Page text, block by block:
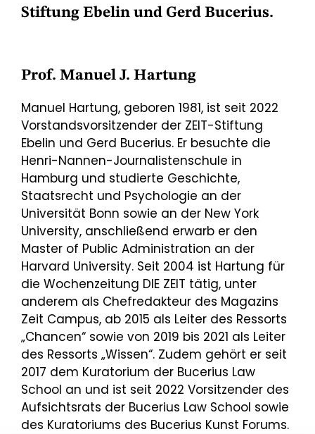
Stiftung Ebelin und Gerd Bucerius.
Prof. Manuel J. Hartung
Manuel Hartung, geboren 1981, ist seit 2022
Vorstandsvorsitzender der ZEIT-Stiftung
Ebelin und Gerd Bucerius. Er besuchte die
Henri-Nannen-Journalistenschule in
Hamburg und studierte Geschichte,
Staatsrecht und Psychologie an der
Universität Bonn sowie an der New York
University, anschließend erwarb er den
Master of Public Administration an der
Harvard University. Seit 2004 ist Hartung für
die Wochenzeitung DIE ZEIT tätig, unter
anderem als Chefredakteur des Magazins
Zeit Campus, ab 2015 als Leiter des Ressorts
„Chancen“ sowie von 2019 bis 2021 als Leiter
des Ressorts „Wissen“. Zudem gehört er seit
2017 dem Kuratorium der Bucerius Law
School an und ist seit 2022 Vorsitzender des
Aufsichtsrats der Bucerius Law School sowie
des Kuratoriums des Bucerius Kunst Forums.